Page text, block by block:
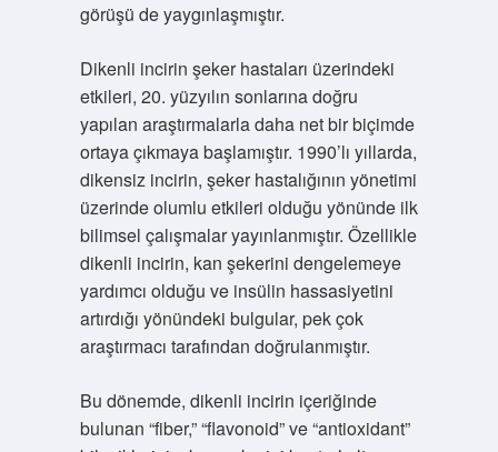
görüşü de yaygınlaşmıştır.
Dikenli incirin şeker hastaları üzerindeki
etkileri, 20. yüzyılın sonlarına doğru
yapılan araştırmalarla daha net bir biçimde
ortaya çıkmaya başlamıştır. 1990’lı yıllarda,
dikensiz incirin, şeker hastalığının yönetimi
üzerinde olumlu etkileri olduğu yönünde ilk
bilimsel çalışmalar yayınlanmıştır. Özellikle
dikenli incirin, kan şekerini dengelemeye
yardımcı olduğu ve insülin hassasiyetini
artırdığı yönündeki bulgular, pek çok
araştırmacı tarafından doğrulanmıştır.
Bu dönemde, dikenli incirin içeriğinde
bulunan “fiber,” “flavonoid” ve “antioxidant”